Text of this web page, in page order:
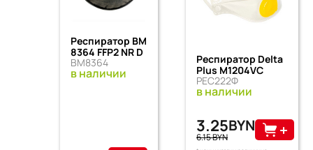
Респиратор ВМ
8364 FFP2 NR D
ВМ8364
в наличии
Респиратор Delta
Plus М1204VС
РЕС222Ф
в наличии
3.25BYN
6.15 BYN